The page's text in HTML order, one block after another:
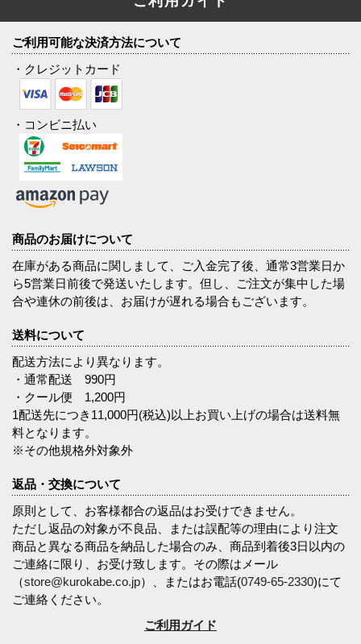
ご利用可能な決済方法について
・クレジットカード
・コンビニ払い
商品のお届けについて
在庫がある商品に関しまして、ご入金完了後、通常3営業日か
ら5営業日前後で発送いたします。但し、ご注文が集中した場
合や連休の前後は、お届けが遅れる場合もございます。
送料について
配送方法により異なります。
・通常配送 990円
・クール便 1,200円
1配送先につき11,000円(税込)以上お買い上げの場合は送料無
料となります。
※その他規格外対象外
返品・交換について
原則として、お客様都合の返品はお受けできません。
ただし返品の対象が不良品、または誤配等の理由により注文
商品と異なる商品を納品した場合のみ、商品到着後3日以内の
ご連絡に限り、お受け致します。その際はメール
（store@kurokabe.co.jp）、またはお電話(0749-65-2330)にて
ご連絡ください。
ご利用ガイド